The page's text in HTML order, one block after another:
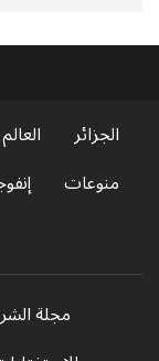
الجزائر العالم
منوعات
مجلة